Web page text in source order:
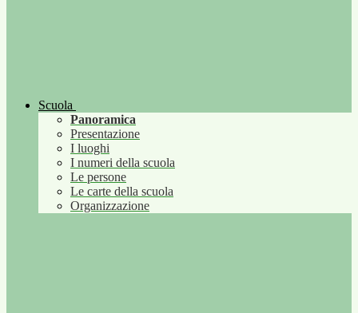
Scuola
Panoramica
Presentazione
I luoghi
I numeri della scuola
Le persone
Le carte della scuola
Organizzazione